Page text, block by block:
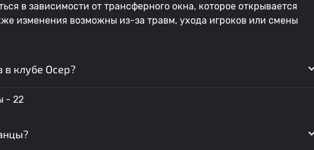
в зависимости от трансферного окна, которое открывается
изменения возможны из-за травм, ухода игроков или смены
в клубе Осер?
- 22